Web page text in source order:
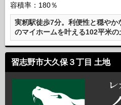
容積率：180％
実籾駅徒歩7分。利便性と穏やか
のマイホームを叶える102平米の
習志野市大久保３丁目 土地